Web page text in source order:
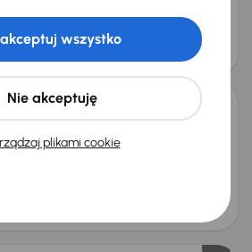
Cena po obniżce
1.677 kW
plikami cookie
Nie akceptuję
wszystko